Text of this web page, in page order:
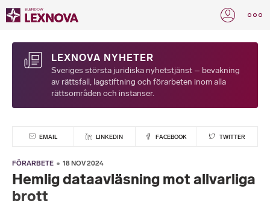
LEXNOVA NYHETER
Sveriges största juridiska nyhetstjänst – bevakning
av rättsfall, lagstiftning och förarbeten inom alla
rättsområden och instanser.
EMAIL LINKEDIN FACEBOOK TWITTER
FÖRARBETE 18 NOV 2024
Hemlig dataavläsning mot allvarliga
brott